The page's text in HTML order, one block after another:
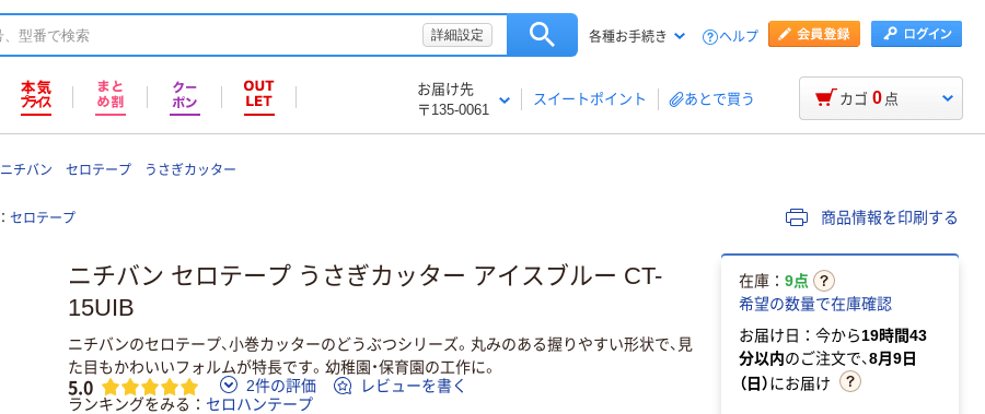
詳細設定 各種お手続き ヘルプ
お届け先
〒135-0061
スイートポイント あとで買う カゴ 0 点
ニチバン セロテープ うさぎカッター
セロテープ 商品情報を印刷する
ニチバン セロテープ うさぎカッター アイスブルー CT-
15UIB
ニチバンのセロテープ、小巻カッターのどうぶつシリーズ。丸みのある握りやすい形状で、見
た目もかわいいフォルムが特長です。幼稚園・保育園の工作に。
5.0 2件の評価
レビューを書く
ランキングをみる
セロハンテープ
在庫： 9点
希望の数量で在庫確認
お届け日：今から19時間43
分以内のご注文で、8月9日
（日）にお届け